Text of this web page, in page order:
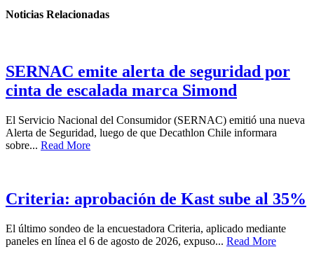
Noticias Relacionadas
SERNAC emite alerta de seguridad por
cinta de escalada marca Simond
El Servicio Nacional del Consumidor (SERNAC) emitió una nueva
Alerta de Seguridad, luego de que Decathlon Chile informara
sobre... Read More
Criteria: aprobación de Kast sube al 35%
El último sondeo de la encuestadora Criteria, aplicado mediante
paneles en línea el 6 de agosto de 2026, expuso... Read More